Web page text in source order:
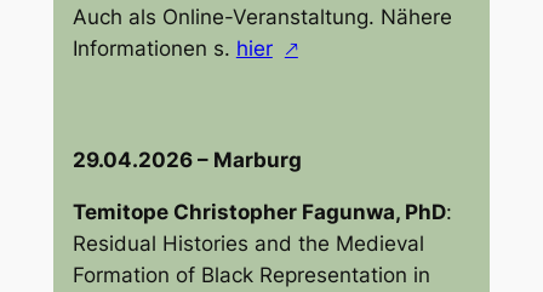
Auch als Online-Veranstaltung. Nähere
Informationen s. hier
29.04.2026 – Marburg
Temitope Christopher Fagunwa, PhD:
Residual Histories and the Medieval
Formation of Black Representation in